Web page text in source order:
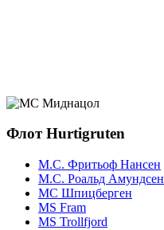
Флот Hurtigruten
М.С. Фритьоф Нансен
М.С. Роальд Амундсен
МС Шпицберген
MS Fram
MS Trollfjord